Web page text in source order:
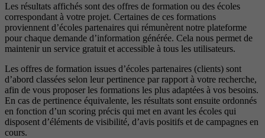
Les résultats affichés sont des offres de formation ou des écoles
correspondant à votre projet. Certaines de ces formations
proviennent d’écoles partenaires qui rémunèrent notre plateforme
pour chaque demande d’information générée. Cela nous permet de
maintenir un service gratuit et accessible à tous les utilisateurs.
Les offres de formation issues d’écoles partenaires (clients) sont
d’abord classées selon leur pertinence par rapport à votre recherche,
afin de vous proposer les formations les plus adaptées à vos besoins.
En cas de pertinence équivalente, les résultats sont ensuite ordonnés
en fonction d’un scoring précis qui met en avant les écoles qui
disposent d’éléments de visibilité, d’avis positifs et de campagnes en
cours.